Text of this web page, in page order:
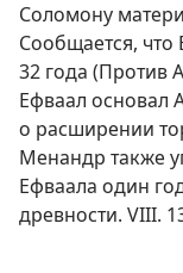
Соломону
Сообщается, что
32 года (Против
Ефваал основал
о расширении
Менандр также
Ефваала один
древности. VIII.